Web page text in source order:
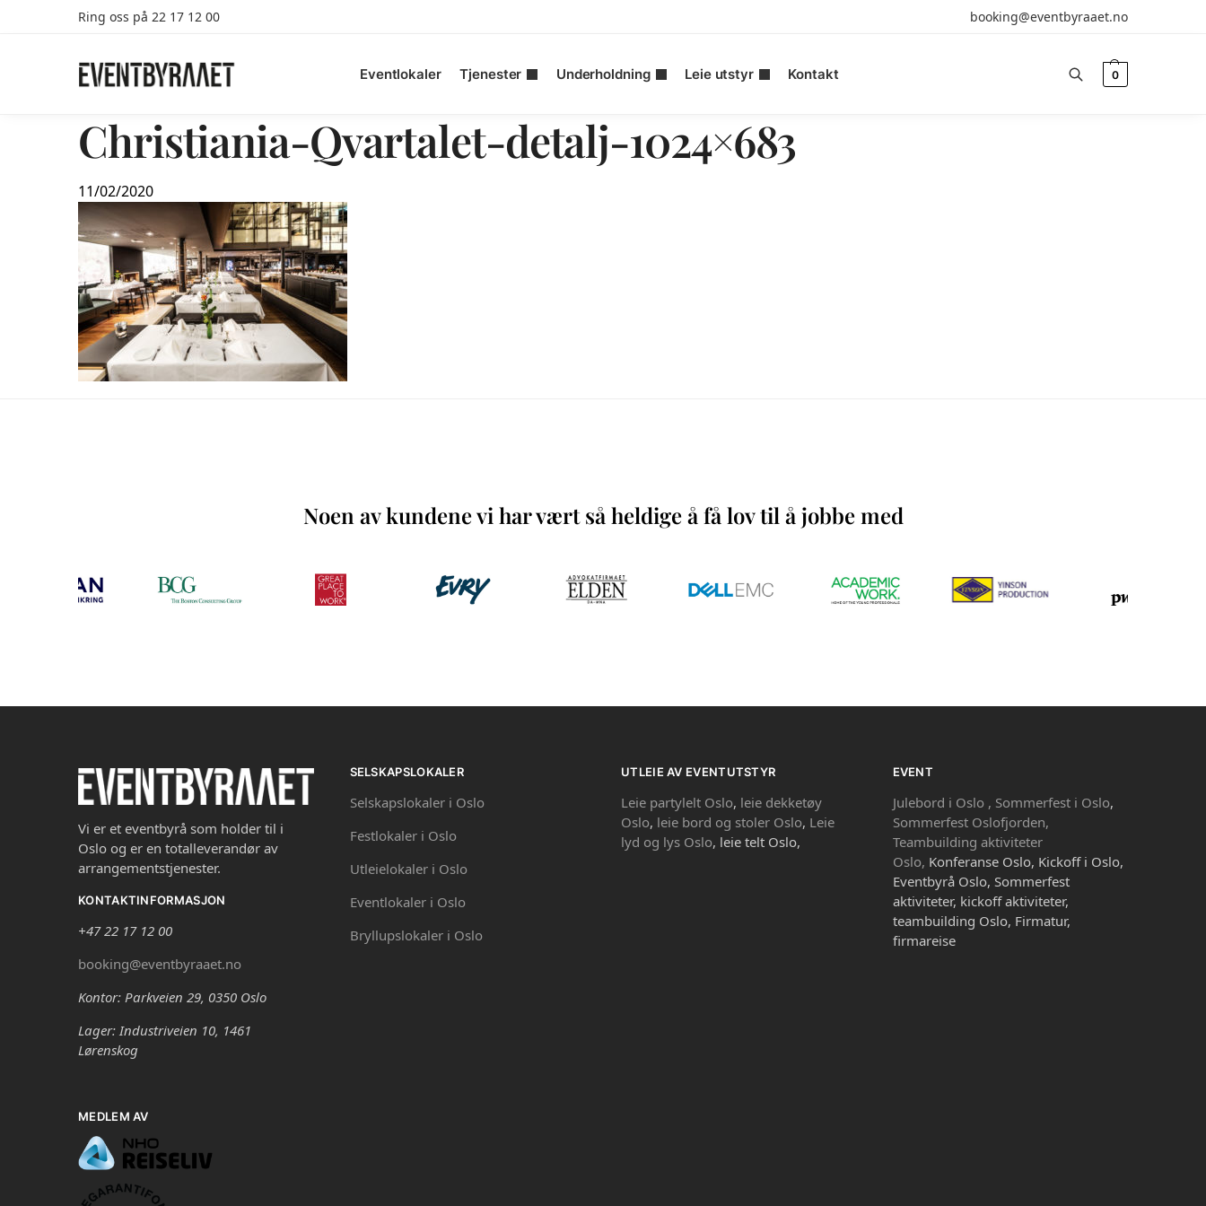
Ring oss på 22 17 12 00 booking@eventbyraaet.no
Eventlokaler Tjenester Underholdning Leie utstyr Kontakt
Search
0
Christiania-Qvartalet-detalj-1024×683
11/02/2020
Noen av kundene vi har vært så heldige å få lov til å jobbe med
Vi er et eventbyrå som holder til i
Oslo og er en totalleverandør av
arrangementstjenester.
KONTAKTINFORMASJON
+47 22 17 12 00
booking@eventbyraaet.no
Kontor: Parkveien 29, 0350 Oslo
Lager: Industriveien 10, 1461
Lørenskog
MEDLEM AV
SELSKAPSLOKALER
Selskapslokaler i Oslo
Festlokaler i Oslo
Utleielokaler i Oslo
Eventlokaler i Oslo
Bryllupslokaler i Oslo
UTLEIE AV EVENTUTSTYR
Leie partylelt Oslo, leie dekketøy
Oslo, leie bord og stoler Oslo, Leie
lyd og lys Oslo, leie telt Oslo,
EVENT
Julebord i Oslo , Sommerfest i Oslo,
Sommerfest Oslofjorden,
Teambuilding aktiviteter
Oslo, Konferanse Oslo, Kickoff i Oslo,
Eventbyrå Oslo, Sommerfest
aktiviteter, kickoff aktiviteter,
teambuilding Oslo, Firmatur,
firmareise